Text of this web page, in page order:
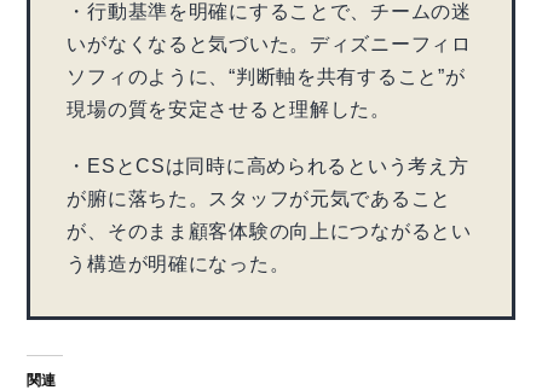
・行動基準を明確にすることで、チームの迷
いがなくなると気づいた。ディズニーフィロ
ソフィのように、“判断軸を共有すること”が
現場の質を安定させると理解した。
・ESとCSは同時に高められるという考え方
が腑に落ちた。スタッフが元気であること
が、そのまま顧客体験の向上につながるとい
う構造が明確になった。
関連